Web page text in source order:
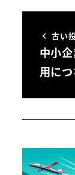
古い
中小
用に